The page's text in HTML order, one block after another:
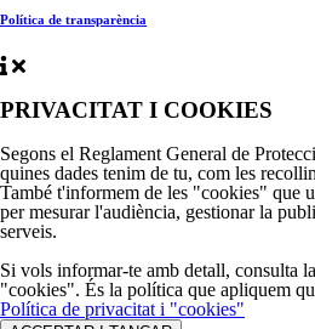
Política de transparència
PRIVACITAT I COOKIES
Segons el Reglament General de
quines dades tenim de tu, com les
També t'informem de les "cookies" que
per mesurar l'audiència, gestionar la
serveis.
Si vols informar-te amb detall, consulta
"cookies". És la política que apliquem
Política de privacitat i "cookies"